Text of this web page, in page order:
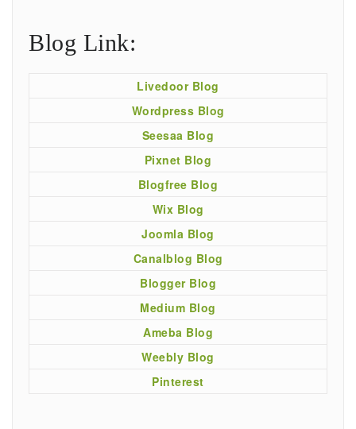
Blog Link:
Livedoor Blog
Wordpress Blog
Seesaa Blog
Pixnet Blog
Blogfree Blog
Wix Blog
Joomla Blog
Canalblog Blog
Blogger Blog
Medium Blog
Ameba Blog
Weebly Blog
Pinterest